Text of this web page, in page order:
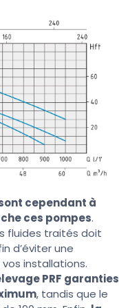
cependant à
ces pompes.
fluides traités doit
d’éviter une
installations.
PRF garanties
, tandis que le